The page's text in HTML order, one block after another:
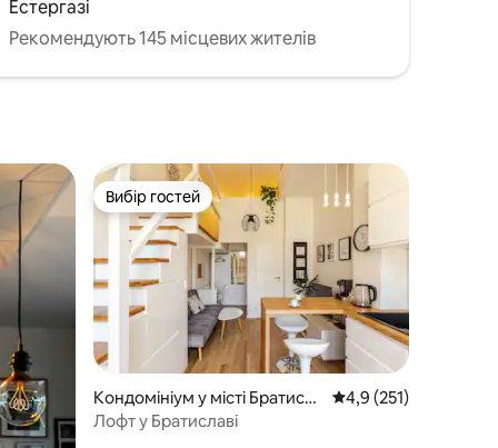
Естергазі
Рекомендують 145 місцевих жителів
Вибір гостей
Вибір гостей
Кондомініум у місті Братисла
ва
Середня оцінка: 4,9
4,9 (251)
Лофт у Братиславі